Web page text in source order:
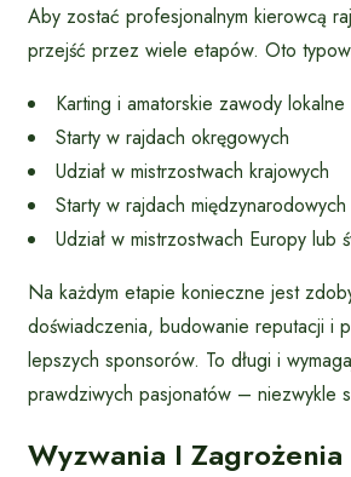
Aby zostać profesjonalnym kierowcą
przejść przez wiele etapów. Oto
Karting i amatorskie zawody lokalne
Starty w rajdach okręgowych
Udział w mistrzostwach krajowych
Starty w rajdach międzynarodowych
Udział w mistrzostwach Europy lub
Na każdym etapie konieczne jest
doświadczenia, budowanie reputacji i
lepszych sponsorów. To długi i
prawdziwych pasjonatów – niezwykle
Wyzwania I Zagrożenia